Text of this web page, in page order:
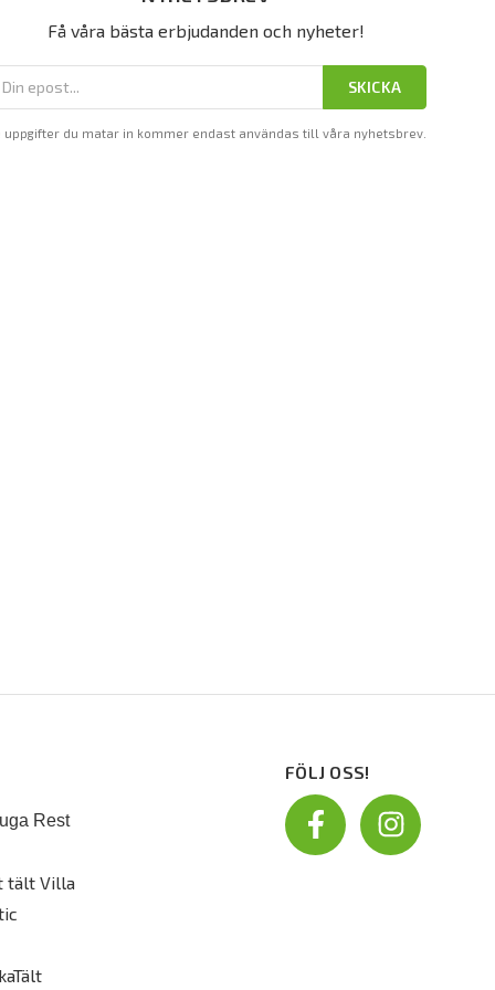
Få våra bästa erbjudanden och nyheter!
SKICKA
uppgifter du matar in kommer endast användas till våra nyhetsbrev.
Rest
tält Villa
FÖLJ OSS!